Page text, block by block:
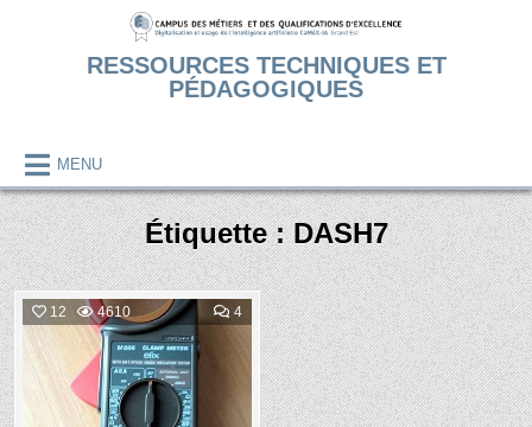
RESSOURCES TECHNIQUES ET
PÉDAGOGIQUES
MENU
Étiquette :DASH7
12 4610 4COMMENTS
ON
MESURES
CONSOMMATION
ÉLECTRIQUE
Posted
in